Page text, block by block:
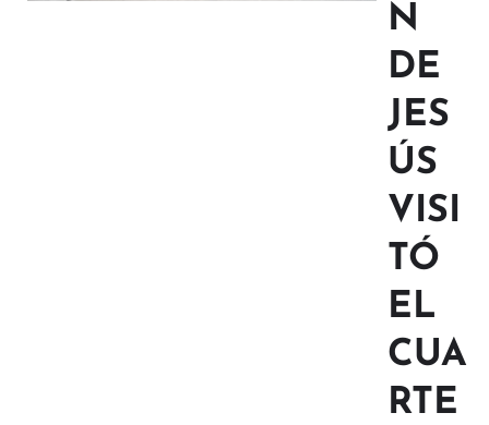
N
DE
JES
ÚS
VISI
TÓ
EL
CUA
RTE